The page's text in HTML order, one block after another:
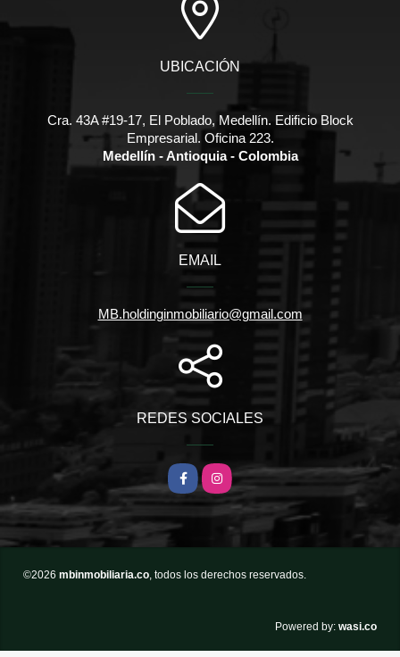
UBICACIÓN
Cra. 43A #19-17, El Poblado, Medellín. Edificio Block
Empresarial. Oficina 223.
Medellín - Antioquia - Colombia
EMAIL
MB.holdinginmobiliario@gmail.com
REDES SOCIALES
FacebookInstagram
©2026 mbinmobiliaria.co , todos los derechos reservados.
Powered by: wasi.co